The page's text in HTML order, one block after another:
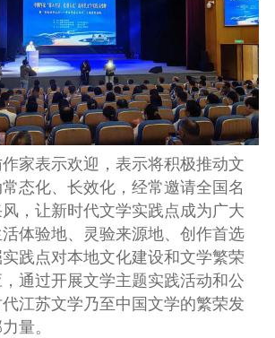
家表示欢迎，表示将积极推动文
态化、长效化，经常邀请全国名
，让新时代文学实践点成为广大
体验地、灵验来源地、创作首选
践点对本地文化建设和文学繁荣
通过开展文学主题实践活动和公
江苏文学乃至中国文学的繁荣发
量。